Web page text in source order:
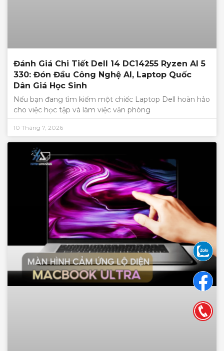
Đánh Giá Chi Tiết Dell 14 DC14255 Ryzen AI 5
330: Đón Đầu Công Nghệ AI, Laptop Quốc
Dân Giá Học Sinh
Nếu bạn đang tìm kiếm một chiếc Laptop Dell hoàn hảo
cho việc học tập và làm việc văn phòng
10 Tháng 7, 2026